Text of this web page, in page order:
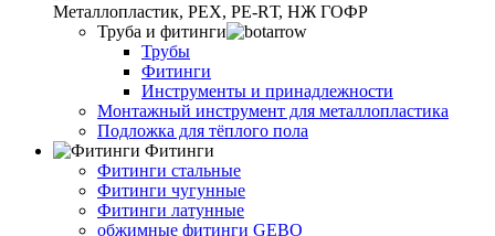
Металлопластик, РЕХ, РЕ-RТ, НЖ ГОФР
Труба и фитинги
Трубы
Фитинги
Инструменты и принадлежности
Монтажный инструмент для металлопластика
Подложка для тёплого пола
Фитинги
Фитинги стальные
Фитинги чугунные
Фитинги латунные
обжимные фитинги GEBO